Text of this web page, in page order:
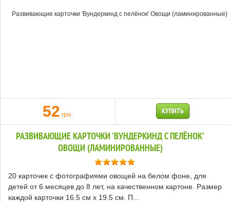
52 грн. КУПИТЬ
РАЗВИВАЮЩИЕ КАРТОЧКИ 'ВУНДЕРКИНД С ПЕЛЁНОК'
ОВОЩИ (ЛАМИНИРОВАННЫЕ)
20 карточек с фотографиями овощей на белом фоне, для
детей от 6 месяцев до 8 лет, на качественном картоне. Размер
каждой карточки 16.5 см х 19.5 см. П...